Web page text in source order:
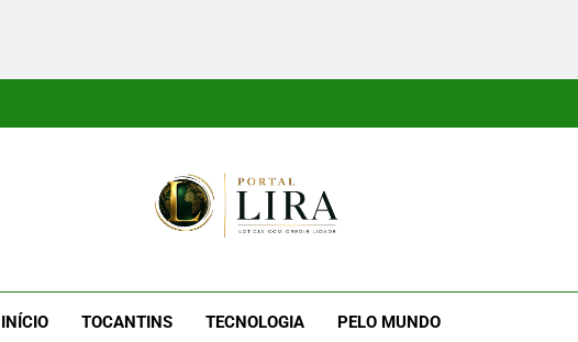
E Uma Boa Experiência Para O
INÍCIO TOCANTINS TECNOLOGIA PELO MUNDO